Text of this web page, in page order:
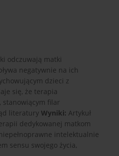
odczuwają matki
negatywnie na ich
dzieci z
się, że terapia
stanowiącym filar
literatury Wyniki: Artykuł
dedykowanej matkom
intelektualnie
sensu swojego życia,